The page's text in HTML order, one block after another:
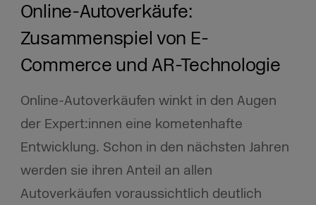
Online-Autoverkäufe:
Zusammenspiel von E-
Commerce und AR-Technologie
Online-Autoverkäufen winkt in den Augen
der Expert:innen eine kometenhafte
Entwicklung. Schon in den nächsten Jahren
werden sie ihren Anteil an allen
Autoverkäufen voraussichtlich deutlich